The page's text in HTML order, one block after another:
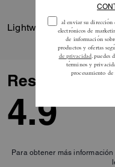
Lightweight Moto Jacket
Reseñas
4.9
Para obtener más